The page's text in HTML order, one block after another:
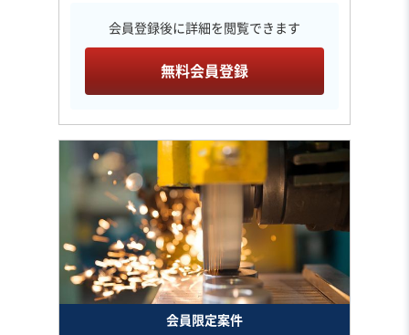
会員登録後に詳細を閲覧できます
無料会員登録
会員限定案件